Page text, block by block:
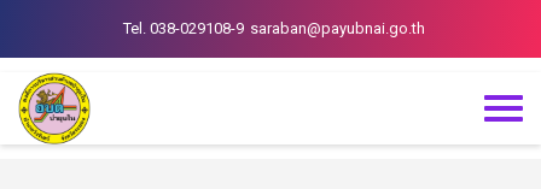
Tel. 038-029108-9 saraban@payubnai.go.th